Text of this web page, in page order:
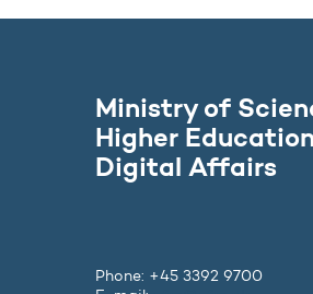
Ministry of
Higher
Digital Affairs
Phone: +45 3392 9700